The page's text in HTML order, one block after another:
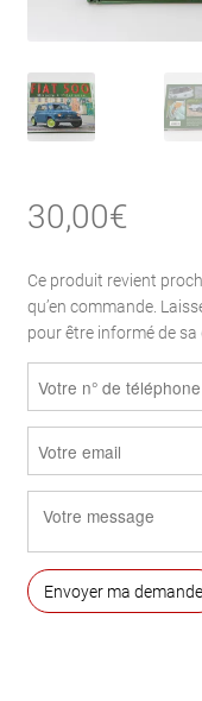
30,00€
Ce produit revient
qu’en commande.
pour être informé de sa